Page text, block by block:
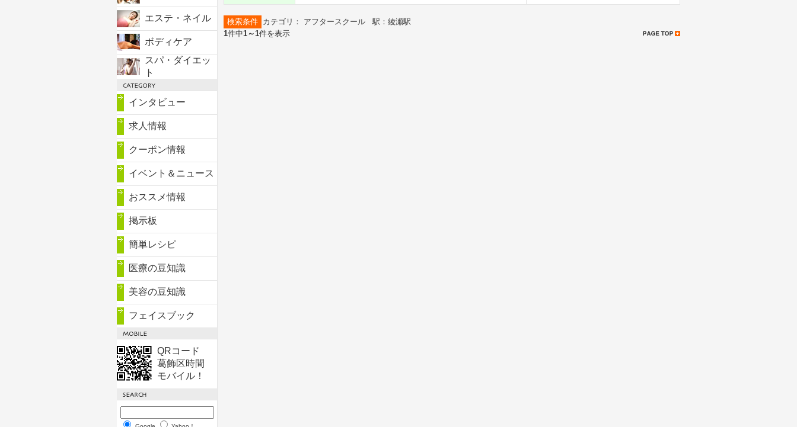
エステ・ネイル
ボディケア
スパ・ダイエッ
ト
インタビュー
求人情報
クーポン情報
イベント＆ニュース
おススメ情報
掲示板
簡単レシピ
医療の豆知識
美容の豆知識
フェイスブック
QRコード
葛飾区時間
モバイル！
検索条件 カテゴリ： アフタースクール 駅：綾瀬駅
1件中1～1件を表示